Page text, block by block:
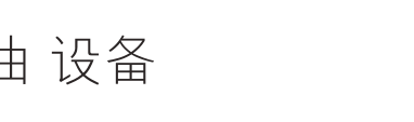
设备